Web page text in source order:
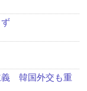
義 韓国外交も重